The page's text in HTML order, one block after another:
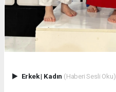
Erkek| Kadın (Haberi Sesli Oku)